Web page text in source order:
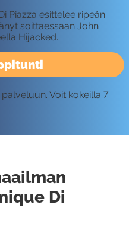
Piazza esittelee ripeän
soittaessaan John
Hijacked.
Voit kokeilla 7
Di